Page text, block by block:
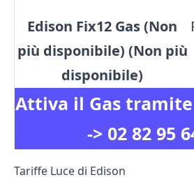
Attiva il Gas
-> 02 82 95
Edison Fix12 Gas (Non
più disponibile) (Non più
disponibile)
Tariffe Luce di Edison